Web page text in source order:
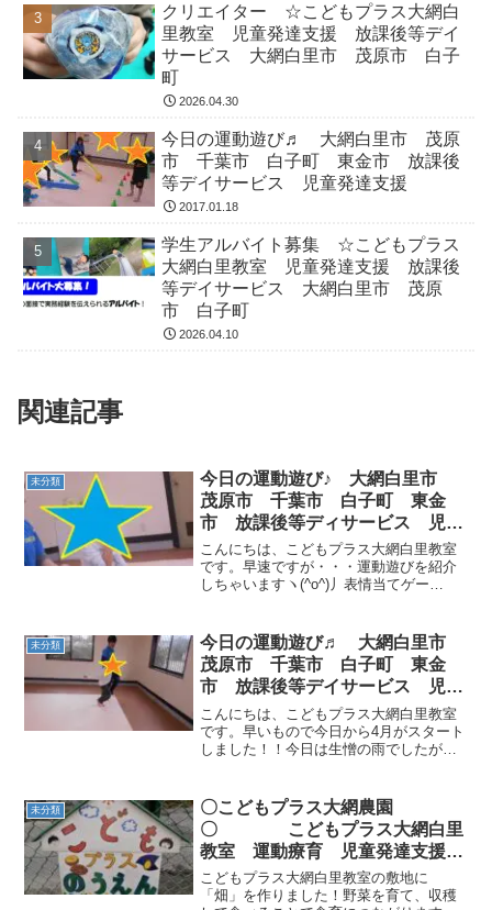
クリエイター ☆こどもプラス大網白
里教室 児童発達支援 放課後等デイ
サービス 大網白里市 茂原市 白子
町
2026.04.30
今日の運動遊び♬ 大網白里市 茂原
市 千葉市 白子町 東金市 放課後
等デイサービス 児童発達支援
2017.01.18
学生アルバイト募集 ☆こどもプラス
大網白里教室 児童発達支援 放課後
等デイサービス 大網白里市 茂原
市 白子町
2026.04.10
関連記事
未分類
今日の運動遊び♪ 大網白里市
茂原市 千葉市 白子町 東金
市 放課後等ディサービス 児童
発達支援
こんにちは、こどもプラス大網白里教室
です。早速ですが・・・運動遊びを紹介
しちゃいますヽ(^o^)丿表情当てゲー
様もいました(*^-^*) 大縄跳び！！順番守
り、...
未分類
今日の運動遊び♬ 大網白里市
茂原市 千葉市 白子町 東金
市 放課後等デイサービス 児童
発達支援
こんにちは、こどもプラス大網白里教室
です。早いもので今日から4月がスタート
しました！！今日は生憎の雨でしたが桜
す☆まずは、2人でスキップ♬先生と仲良
く手をつないで...
未分類
〇こどもプラス大網農園
〇 こどもプラス大網白里
教室 運動療育 児童発達支援
放課後等デイサービス 大網白里
市 千葉市 茂原市
こどもプラス大網白里教室の敷地に
「畑」を作りました！野菜を育て、収穫